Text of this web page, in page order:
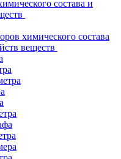
состава и
химического состава
веществ